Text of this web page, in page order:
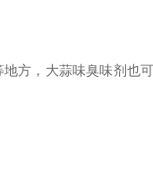
方，大蒜味臭味剂也